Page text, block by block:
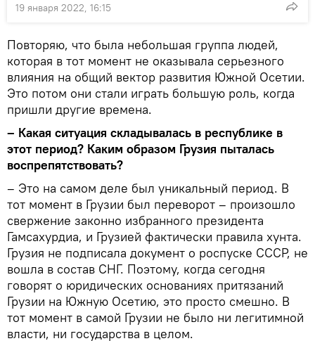
19 января 2022, 16:15
Повторяю, что была небольшая группа людей,
которая в тот момент не оказывала серьезного
влияния на общий вектор развития Южной Осетии.
Это потом они стали играть большую роль, когда
пришли другие времена.
– Какая ситуация складывалась в республике в
этот период? Каким образом Грузия пыталась
воспрепятствовать?
– Это на самом деле был уникальный период. В
тот момент в Грузии был переворот – произошло
свержение законно избранного президента
Гамсахурдиа, и Грузией фактически правила хунта.
Грузия не подписала документ о роспуске СССР, не
вошла в состав СНГ. Поэтому, когда сегодня
говорят о юридических основаниях притязаний
Грузии на Южную Осетию, это просто смешно. В
тот момент в самой Грузии не было ни легитимной
власти, ни государства в целом.